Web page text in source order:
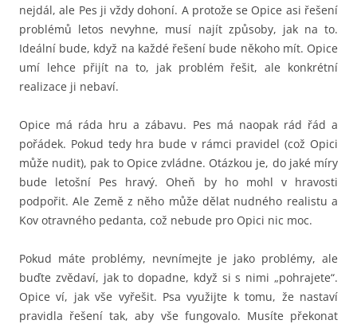
nejdál, ale Pes ji vždy dohoní. A protože se Opice asi řešení
problémů letos nevyhne, musí najít způsoby, jak na to.
Ideální bude, když na každé řešení bude někoho mít. Opice
umí lehce přijít na to, jak problém řešit, ale konkrétní
realizace ji nebaví.
Opice má ráda hru a zábavu. Pes má naopak rád řád a
pořádek. Pokud tedy hra bude v rámci pravidel (což Opici
může nudit), pak to Opice zvládne. Otázkou je, do jaké míry
bude letošní Pes hravý. Oheň by ho mohl v hravosti
podpořit. Ale Země z něho může dělat nudného realistu a
Kov otravného pedanta, což nebude pro Opici nic moc.
Pokud máte problémy, nevnímejte je jako problémy, ale
buďte zvědaví, jak to dopadne, když si s nimi „pohrajete“.
Opice ví, jak vše vyřešit. Psa využijte k tomu, že nastaví
pravidla řešení tak, aby vše fungovalo. Musíte překonat